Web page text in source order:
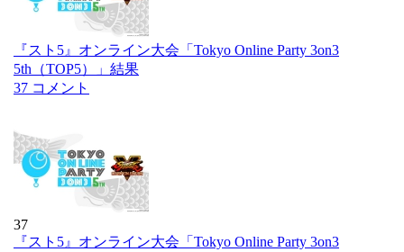
『スト5』オンライン大会「Tokyo Online Party 3on3
5th（TOP5）」結果
37 コメント
37
『スト5』オンライン大会「Tokyo Online Party 3on3